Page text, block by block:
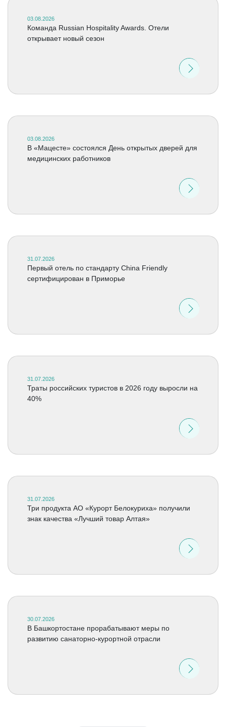
03.08.2026
Команда Russian Hospitality Awards. Отели
открывает новый сезон
03.08.2026
В «Мацесте» состоялся День открытых дверей для
медицинских работников
31.07.2026
Первый отель по стандарту China Friendly
сертифицирован в Приморье
31.07.2026
Траты российских туристов в 2026 году выросли на
40%
31.07.2026
Три продукта АО «Курорт Белокуриха» получили
знак качества «Лучший товар Алтая»
30.07.2026
В Башкортостане прорабатывают меры по
развитию санаторно-курортной отрасли